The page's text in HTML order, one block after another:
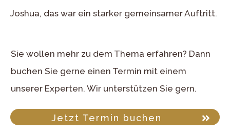
Joshua, das war ein starker gemeinsamer Auftritt.
Sie wollen mehr zu dem Thema erfahren? Dann
buchen Sie gerne einen Termin mit einem
unserer Experten. Wir unterstützen Sie gern.
Jetzt Termin buchen